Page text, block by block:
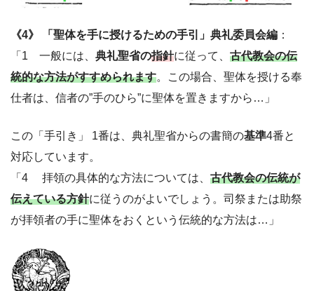
《4》 「聖体を手に授けるための手引」典礼委員会編 ：
「1 一般には、 典礼聖省の指針に従って、 古代教会の伝
統的な方法がすすめられます。この場合、聖体を授ける奉
仕者は、信者の”手のひら”に聖体を置きますから…」
この「手引き」 1番は、典礼聖省からの書簡の基準4番と
対応しています。
「4 拝領の具体的な方法については、 古代教会の伝統が
伝えている方針に従うのがよいでしょう。司祭または助祭
が拝領者の手に聖体をおくという伝統的な方法は…」